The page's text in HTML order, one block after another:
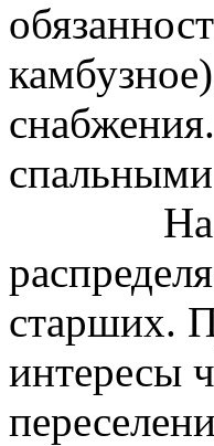
старших.
интересы